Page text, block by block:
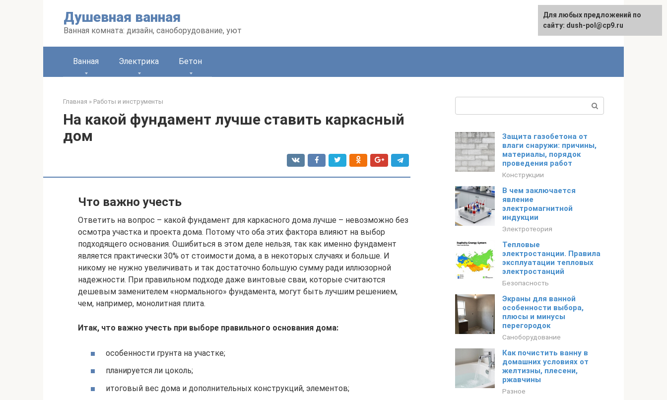
Душевная ванная
Ванная комната: дизайн, саноборудование, уют
Ванная Электрика Бетон
Главная » Работы и инструменты
На какой фундамент лучше ставить каркасный
дом
Что важно учесть
Ответить на вопрос – какой фундамент для каркасного дома лучше – невозможно без
осмотра участка и проекта дома. Потому что оба этих фактора влияют на выбор
подходящего основания. Ошибиться в этом деле нельзя, так как именно фундамент
является практически 30% от стоимости дома, а в некоторых случаях и больше. И
никому не нужно увеличивать и так достаточно большую сумму ради иллюзорной
надежности. При правильном подходе даже винтовые сваи, которые считаются
дешевым заменителем «нормального» фундамента, могут быть лучшим решением,
чем, например, монолитная плита.
Итак, что важно учесть при выборе правильного основания дома:
особенности грунта на участке;
планируется ли цоколь;
итоговый вес дома и дополнительных конструкций, элементов;
Защита газобетона от
влаги снаружи: причины,
материалы, порядок
проведения работ
Конструкции
В чем заключается
явление
электромагнитной
индукции
Электротеория
Тепловые
электростанции. Правила
эксплуатации тепловых
электростанций
Безопасность
Экраны для ванной
особенности выбора,
плюсы и минусы
перегородок
Саноборудование
Как почистить ванну в
домашних условиях от
желтизны, плесени,
ржавчины
Разное
Для любых предложений по
сайту: dush-pol@cp9.ru